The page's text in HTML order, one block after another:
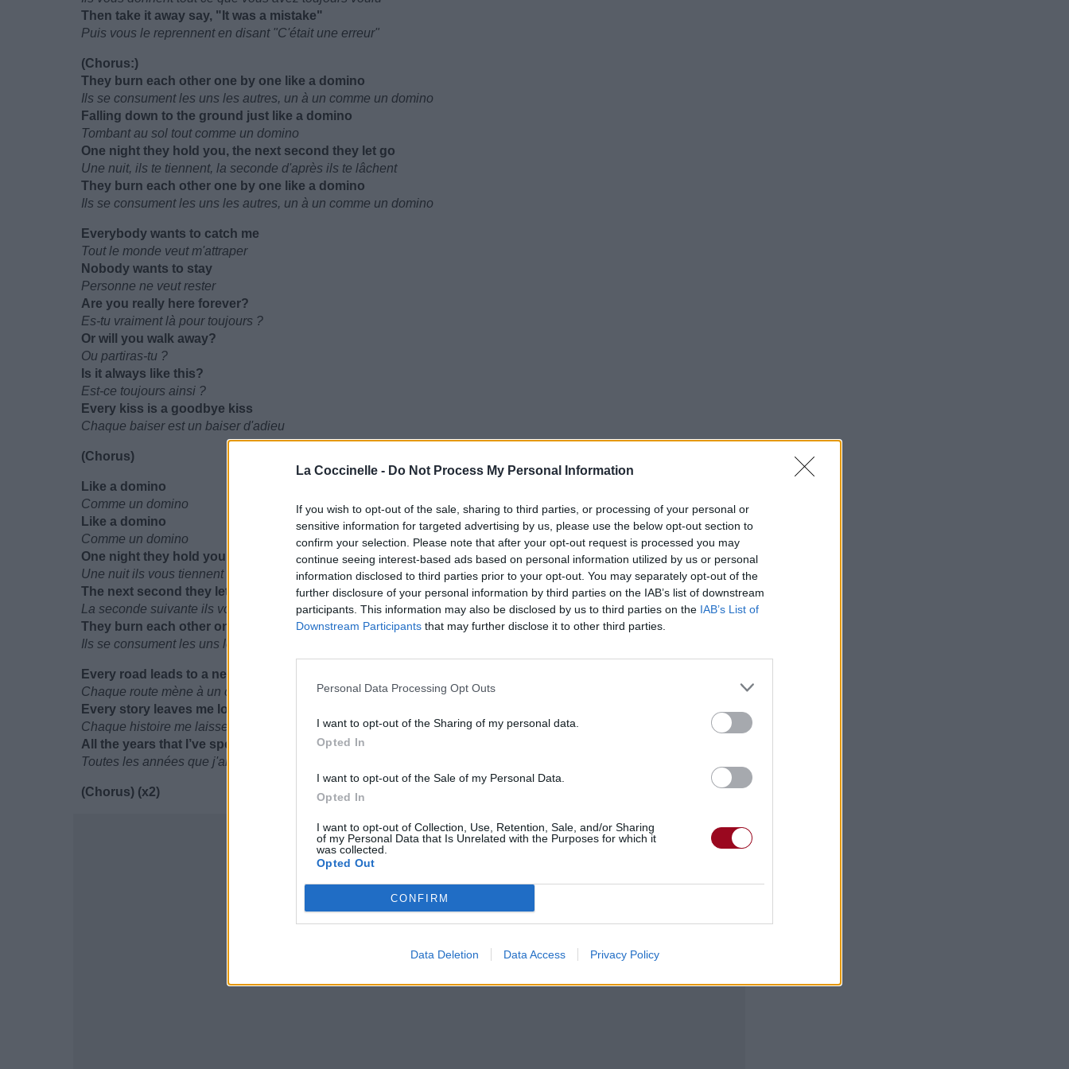
La Coccinelle - Do Not Process My Personal Information
If you wish to opt-out of the sale, sharing to third parties, or processing of your personal or
sensitive information for targeted advertising by us, please use the below opt-out section to
confirm your selection. Please note that after your opt-out request is processed you may
continue seeing interest-based ads based on personal information utilized by us or personal
information disclosed to third parties prior to your opt-out. You may separately opt-out of the
further disclosure of your personal information by third parties on the IAB’s list of downstream
participants. This information may also be disclosed by us to third parties on the IAB’s List of
Downstream Participants that may further disclose it to other third parties.
Personal Data Processing Opt Outs
I want to opt-out of the Sharing of my personal data.
Opted In
I want to opt-out of the Sale of my Personal Data.
Opted In
I want to opt-out of Collection, Use, Retention, Sale, and/or Sharing
of my Personal Data that Is Unrelated with the Purposes for which it
was collected.
Opted Out
CONFIRM
Data Deletion Data Access Privacy Policy
Then take it away say, "It was a mistake"
Puis vous le reprennent en disant "C'était une erreur"
(Chorus:)
They burn each other one by one like a domino
Ils se consument les uns les autres, un à un comme un domino
Falling down to the ground just like a domino
Tombant au sol tout comme un domino
One night they hold you, the next second they let go
Une nuit, ils te tiennent, la seconde d'après ils te lâchent
They burn each other one by one like a domino
Ils se consument les uns les autres, un à un comme un domino
Everybody wants to catch me
Tout le monde veut m'attraper
Nobody wants to stay
Personne ne veut rester
Are you really here forever?
Es-tu vraiment là pour toujours ?
Or will you walk away?
Ou partiras-tu ?
Is it always like this?
Est-ce toujours ainsi ?
Every kiss is a goodbye kiss
Chaque baiser est un baiser d'adieu
(Chorus)
Like a domino
Comme un domino
Like a domino
Comme un domino
One night they hold you
Une nuit ils vous tiennent
The next second they let go
La seconde suivante ils vous lâchent
They burn each other one by one like a domino
Ils se consument les uns les autres, un à un comme un domino
Every road leads to a neck
Chaque route mène à un cou
Every story leaves me lonely
Chaque histoire me laisse seul
All the years that I’ve spent loving in vain
Toutes les années que j'ai passées à aimer en vain
(Chorus) (x2)